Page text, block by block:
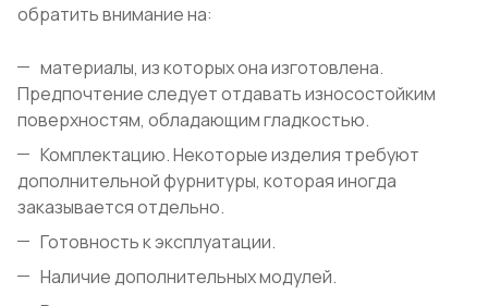
обратить внимание на:
материалы, из которых она изготовлена.
Предпочтение следует отдавать износостойким
поверхностям, обладающим гладкостью.
Комплектацию. Некоторые изделия требуют
дополнительной фурнитуры, которая иногда
заказывается отдельно.
Готовность к эксплуатации.
Наличие дополнительных модулей.